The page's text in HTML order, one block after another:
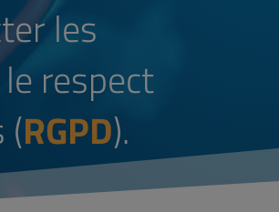
les
respect
(RGPD).